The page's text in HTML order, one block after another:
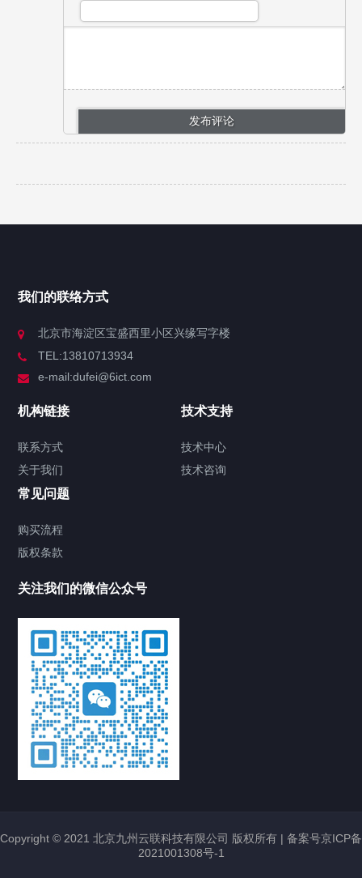
我们的联络方式
北京市海淀区宝盛西里小区兴缘写字楼
TEL:13810713934
e-mail:dufei@6ict.com
机构链接
联系方式
关于我们
技术支持
技术中心
技术咨询
常见问题
购买流程
版权条款
关注我们的微信公众号
Copyright © 2021 北京九州云联科技有限公司 版权所有 | 备案号京ICP备
2021001308号-1